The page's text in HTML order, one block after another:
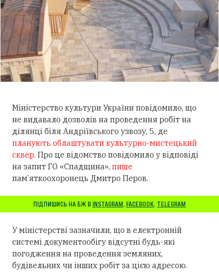
Міністерство культури України повідомило, що
не видавало дозволів на проведення робіт на
ділянці біля Андріївського узвозу, 5, де
планують облаштувати культурно-мистецький
сквер. Про це відомство повідомило у відповіді
на запит ГО «Спадщина», пише
пам’яткоохоронець Дмитро Перов.
ПІДПИШИСЬ НА БЖ В INSTAGRAM, FACEBOOK, TELEGRAM
У міністерстві зазначили, що в електронній
системі документообігу відсутні будь-які
погодження на проведення земляних,
будівельних чи інших робіт за цією адресою.